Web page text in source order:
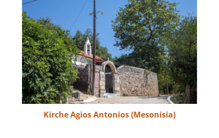
Kirche Agios Antonios (Mesonisia)